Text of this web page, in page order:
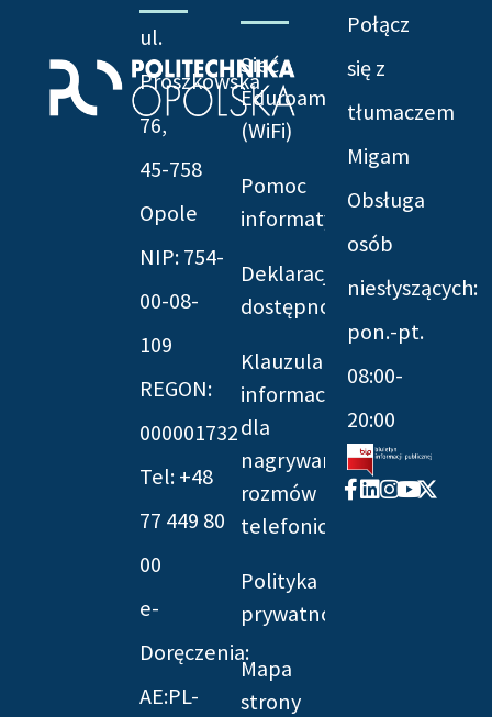
ul.
Prószkowska
76,
45-758
Opole
NIP: 754-
00-08-
109
REGON:
000001732
Tel: +48
77 449 80
00
e-
Doręczenia:
AE:PL-
Sieć
Eduroam
(WiFi)
Pomoc
informatyczna
Deklaracja
dostępności
Klauzula
informacyjna
dla
nagrywania
rozmów
telefonicznych
Polityka
prywatności
Mapa
strony
Połącz
się z
tłumaczem
Migam
Obsługa
osób
niesłyszących:
pon.-pt.
08:00-
20:00
Facebook-
f
Linkedin
Instagram
Youtube
X-
twitter